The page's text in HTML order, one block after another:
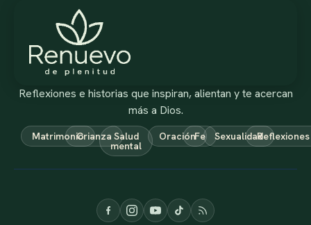
Reflexiones e historias que inspiran, alientan y te acercan
más a Dios.
MatrimonioCrianza Salud
mental
OraciónFe SexualidadReflexiones